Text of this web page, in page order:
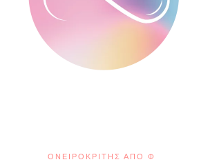
ΟΝΕΙΡΟΚΡΊΤΗΣ ΑΠΌ Φ